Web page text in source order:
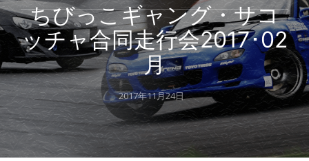
ちびっこギャング・サコ
ッチャ合同走行会2017･02
月
Posted
2017年11月24日